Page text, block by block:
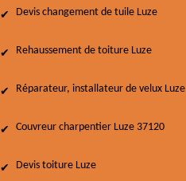
Devis changement de tuile Luze
Rehaussement de toiture Luze
Réparateur, installateur de velux Luze
Couvreur charpentier Luze 37120
Devis toiture Luze